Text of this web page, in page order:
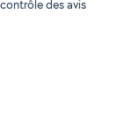
des avis